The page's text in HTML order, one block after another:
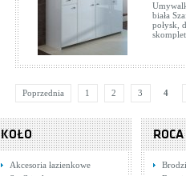
biała
połysk,
Poprzednia 1 2 3 4
KOŁO
Akcesoria łazienkowe
ROCA